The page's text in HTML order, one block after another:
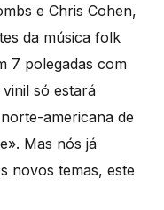
e Chris Cohen,
da música folk
7 polegadas com
só estará
americana de
Mas nós já
novos temas, este